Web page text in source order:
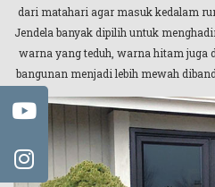
dari matahari agar masuk kedalam
Jendela banyak dipilih untuk
warna yang teduh, warna hitam juga
bangunan menjadi lebih mewah